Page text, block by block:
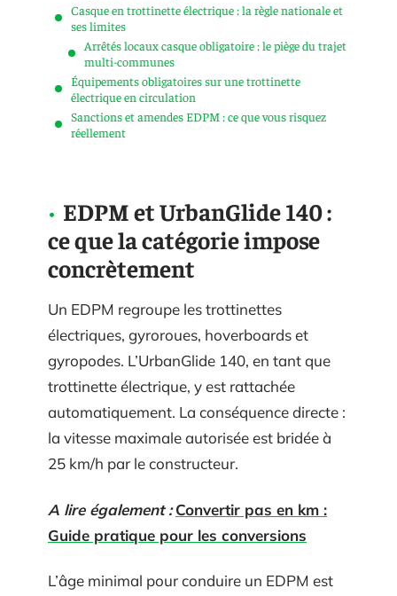
Casque en trottinette électrique : la règle nationale et
ses limites
Arrêtés locaux casque obligatoire : le piège du trajet
multi-communes
Équipements obligatoires sur une trottinette
électrique en circulation
Sanctions et amendes EDPM : ce que vous risquez
réellement
EDPM et UrbanGlide 140 :
ce que la catégorie impose
concrètement
Un EDPM regroupe les trottinettes
électriques, gyroroues, hoverboards et
gyropodes. L’UrbanGlide 140, en tant que
trottinette électrique, y est rattachée
automatiquement. La conséquence directe :
la vitesse maximale autorisée est bridée à
25 km/h par le constructeur.
A lire également : Convertir pas en km :
Guide pratique pour les conversions
L’âge minimal pour conduire un EDPM est